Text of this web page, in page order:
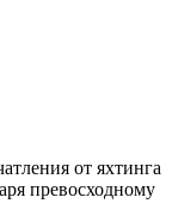
от яхтинга
превосходному